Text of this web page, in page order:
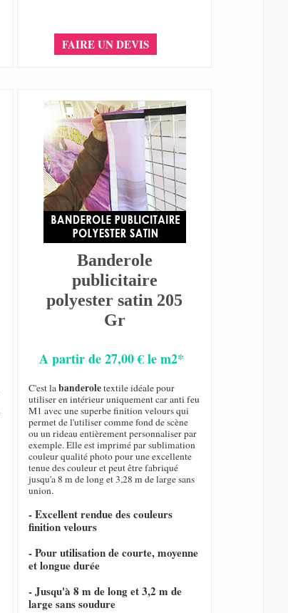
FAIRE UN DEVIS
Banderole
publicitaire
polyester satin 205
Gr
A partir de 27,00 € le m2*
C'est labanderoletextile idéale pour
utiliser en intérieur uniquement car anti feu
M1 avec une superbe finition velours qui
permet de l'utiliser comme fond de scène
ou un rideau entièrement personnaliser par
exemple. Elle est imprimé par sublimation
couleur qualité photo pour une excellente
tenue des couleur et peut être fabriqué
jusqu'a 8 m de long et 3,28 m de large sans
union.
- Excellent rendue des couleurs
finition velours
- Pour utilisation de courte, moyenne
et longue durée
- Jusqu'à 8 m de long et 3,2 m de
large sans soudure